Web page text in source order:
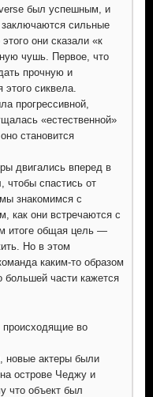
был успешным, и
сильные
они сказали «к
чушь. Первое, что
прочную и
сиквела.
прогрессивной,
«естественной»
становится
двигались вперед в
чтобы спастись от
знакомимся с
как они встречаются с
итоге общая цель —
Но в этом
каким-то образом
части кажется
во
новые актеры были
острове Чеджу и
что объект был